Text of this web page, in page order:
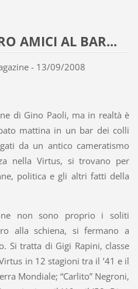
AMICI AL BAR...
- 13/09/2008
di Gino Paoli, ma in realtà è
mattina in un bar dei colli
da un antico cameratismo
nella Virtus, si trovano per
politica e gli altri fatti della
non sono proprio i soliti
alla schiena, si fermano a
Si tratta di Gigi Rapini, classe
in 12 stagioni tra il ’41 e il
Mondiale; “Carlito” Negroni,